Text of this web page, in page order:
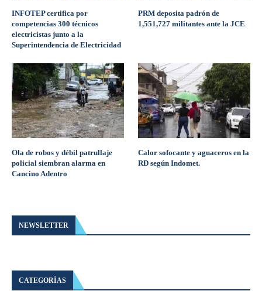
INFOTEP certifica por
competencias 300 técnicos
electricistas junto a la
Superintendencia de Electricidad
PRM deposita padrón de
1,551,727 militantes ante la JCE
Ola de robos y débil patrullaje
policial siembran alarma en
Cancino Adentro
Calor sofocante y aguaceros en la
RD según Indomet.
NEWSLETTER
CATEGORÍAS